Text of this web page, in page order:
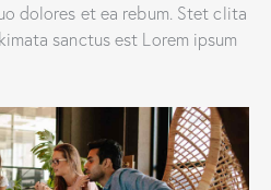
dolores et ea rebum. Stet clita
sanctus est Lorem ipsum